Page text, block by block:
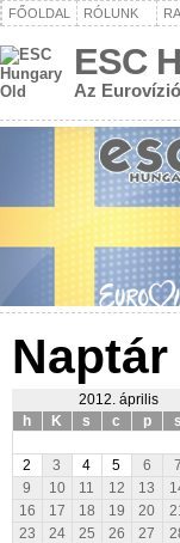
FŐOLDAL RÓLUNK
ESC
Az
Naptár
2012. április
h
K s c p s
2
3 4 5 6 7
9
10 11 12 13
16
17 18 19 20 21
23
24 25 26 27